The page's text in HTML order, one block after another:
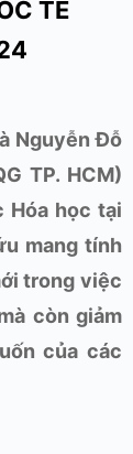
TẾ
Nguyễn Đỗ
TP. HCM)
Hóa học tại
mang tính
trong việc
còn giảm
của các